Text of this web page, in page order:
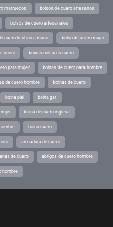
marruecos bolsos de cuero artesanos
bolsos de cuero artesanales
cuero hechos a mano bolso de cuero mujer
cuero boinas militares cuero
para mujer boinas de cuero para hombre
de cuero hombre boinas de cuero
boina piel boina gar
boina de cuero inglesa
boina cuero
armadura de cuero
de cuero abrigos de cuero hombre
hombre